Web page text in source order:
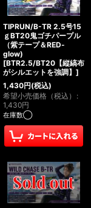
TIPRUN/B-TR 2.5号15
ｇBT20鬼ゴチパープル
（紫テープ＆RED-
glow)
[BTR2.5/BT20【縦縞布
がシルエットを強調】 ]
1,430円(税込)
希望小売価格（税込） :
1,430円
在庫数◯